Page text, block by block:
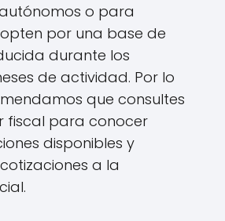
o para
por una base de
durante los
de actividad. Por lo
que consultes
fiscal para conocer
disponibles y
a la